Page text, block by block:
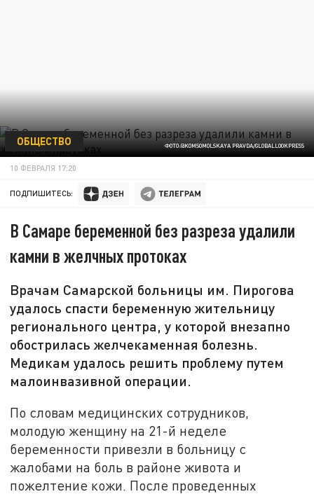
ФОТО:@KOMSOMOLSKAYA PRAVDA/GLOBALLOOKPRESS
ОБЩЕСТВО
10 ФЕВРАЛЯ 17:20
ПОДПИШИТЕСЬ:
В Самаре беременной без разреза удалили
камни в желчных протоках
Врачам Самарской больницы им. Пирогова
удалось спасти беременную жительницу
регионального центра, у которой внезапно
обострилась желчекаменная болезнь.
Медикам удалось решить проблему путем
малоинвазивной операции.
По словам медицинских сотрудников,
молодую женщину на 21-й неделе
беременности привезли в больницу с
жалобами на боль в районе живота и
пожелтение кожи. После проведенных